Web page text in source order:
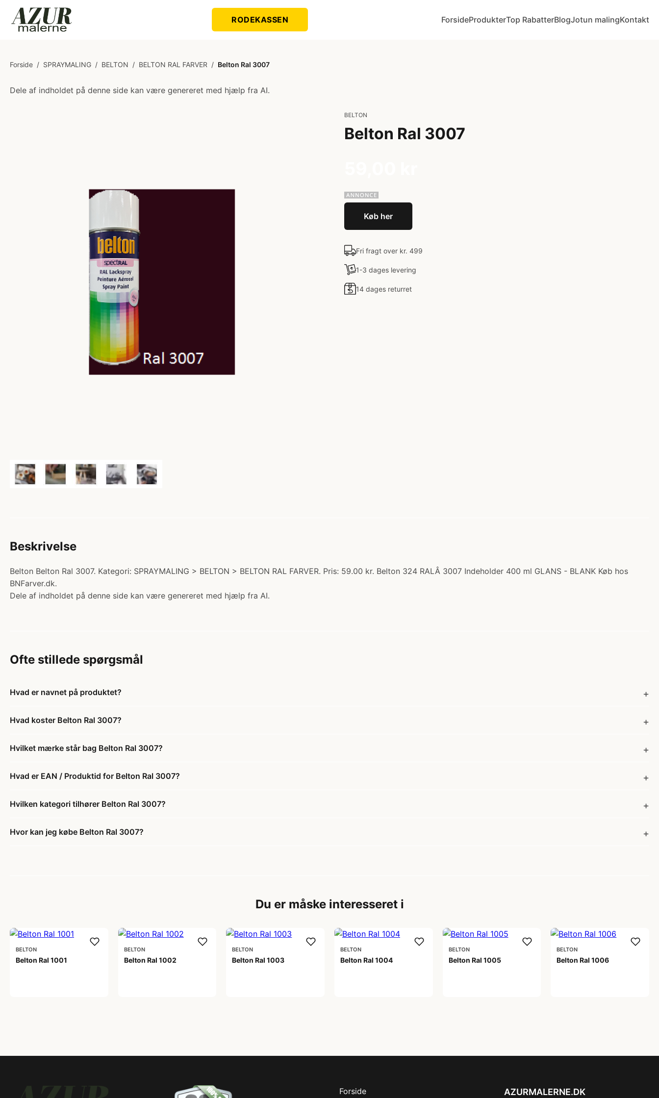
RODEKASSEN ForsideProdukterTop RabatterBlogJotun malingKontakt
Forside / SPRAYMALING / BELTON / BELTON RAL FARVER / Belton Ral 3007
Dele af indholdet på denne side kan være genereret med hjælp fra AI.
BELTON
Belton Ral 3007
Køb her
Fri fragt over kr. 499
1-3 dages levering
14 dages returret
Beskrivelse
Belton Belton Ral 3007. Kategori: SPRAYMALING > BELTON > BELTON RAL FARVER. Pris: 59.00 kr. Belton 324 RALÂ 3007 Indeholder 400 ml GLANS - BLANK Køb hos
BNFarver.dk.
Dele af indholdet på denne side kan være genereret med hjælp fra AI.
Ofte stillede spørgsmål
Hvad er navnet på produktet?
Hvad koster Belton Ral 3007?
Hvilket mærke står bag Belton Ral 3007?
Hvad er EAN / Produktid for Belton Ral 3007?
Hvilken kategori tilhører Belton Ral 3007?
Hvor kan jeg købe Belton Ral 3007?
Du er måske interesseret i
BELTON
Belton Ral 1001
BELTON
Belton Ral 1002
BELTON
Belton Ral 1003
BELTON
Belton Ral 1004
BELTON
Belton Ral 1005
BELTON
Belton Ral 1006
Forside
AZURMALERNE.DK